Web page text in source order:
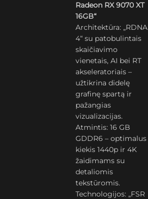
Radeon RX 9070 XT
16GB“
Architektūra: „RDNA
4“ su patobulintais
skaičiavimo
vienetais, AI bei RT
akseleratoriais –
užtikrina didelę
grafinę spartą ir
pažangias
vizualizacijas.
Atmintis: 16 GB
GDDR6 – optimalus
kiekis 1440p ir 4K
žaidimams su
detaliomis
tekstūromis.
Technologijos: „FSR